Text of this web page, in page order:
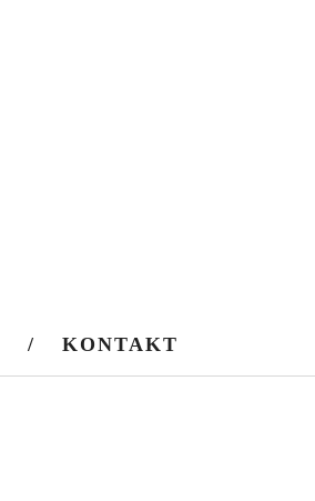
KONTAKT